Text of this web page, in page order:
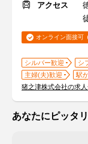
アクセス
オンライン面接可
シルバー歓迎 シ
主婦(夫)歓迎
駅
猪之津株式会社の求
あなたにピッタ